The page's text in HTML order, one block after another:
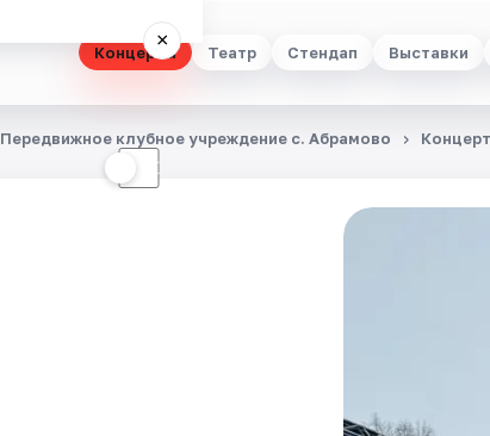
Концерты Театр Стендап Выставки
×
☾
Передвижное клубное учреждение с. Абрамово